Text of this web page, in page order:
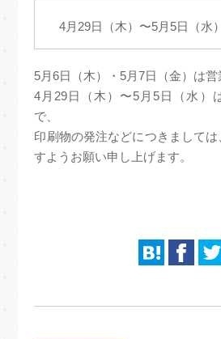
4月29日（木）〜5月5日（
5月6日（木）・5月7日（金）は営
4月29日（木）〜5月5日（水）
で、
印刷物の発注などにつきまして
すようお願い申し上げます。